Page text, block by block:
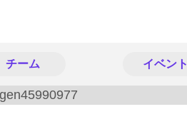
チーム イベント